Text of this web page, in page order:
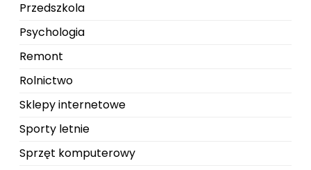
Przedszkola
Psychologia
Remont
Rolnictwo
Sklepy internetowe
Sporty letnie
Sprzęt komputerowy